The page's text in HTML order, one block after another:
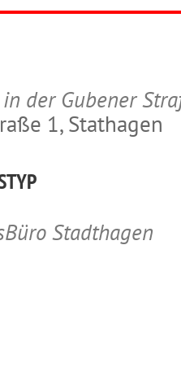
in der Gubener
1, Stathagen
Stadthagen